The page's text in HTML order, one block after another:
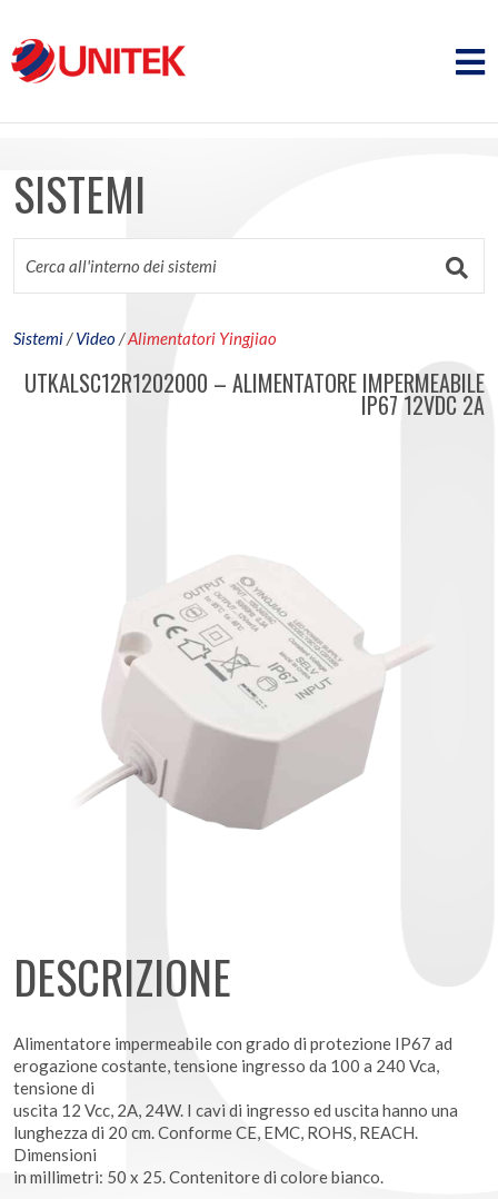
SISTEMI
Sistemi/Video/Alimentatori Yingjiao
UTKALSC12R1202000 – ALIMENTATORE IMPERMEABILE
IP67 12VDC 2A
DESCRIZIONE
Alimentatore impermeabile con grado di protezione IP67 ad
erogazione costante, tensione ingresso da 100 a 240 Vca,
tensione di
uscita 12 Vcc, 2A, 24W. I cavi di ingresso ed uscita hanno una
lunghezza di 20 cm. Conforme CE, EMC, ROHS, REACH.
Dimensioni
in millimetri: 50 x 25. Contenitore di colore bianco.